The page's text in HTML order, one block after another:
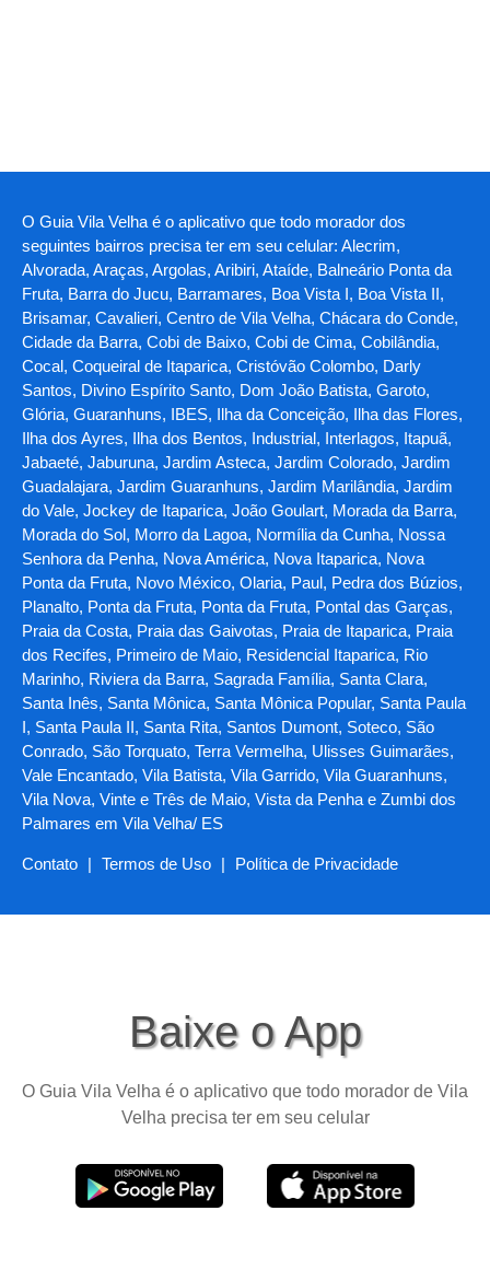
O Guia Vila Velha é o aplicativo que todo morador dos
seguintes bairros precisa ter em seu celular: Alecrim,
Alvorada, Araças, Argolas, Aribiri, Ataíde, Balneário Ponta da
Fruta, Barra do Jucu, Barramares, Boa Vista I, Boa Vista II,
Brisamar, Cavalieri, Centro de Vila Velha, Chácara do Conde,
Cidade da Barra, Cobi de Baixo, Cobi de Cima, Cobilândia,
Cocal, Coqueiral de Itaparica, Cristóvão Colombo, Darly
Santos, Divino Espírito Santo, Dom João Batista, Garoto,
Glória, Guaranhuns, IBES, Ilha da Conceição, Ilha das Flores,
Ilha dos Ayres, Ilha dos Bentos, Industrial, Interlagos, Itapuã,
Jabaeté, Jaburuna, Jardim Asteca, Jardim Colorado, Jardim
Guadalajara, Jardim Guaranhuns, Jardim Marilândia, Jardim
do Vale, Jockey de Itaparica, João Goulart, Morada da Barra,
Morada do Sol, Morro da Lagoa, Normília da Cunha, Nossa
Senhora da Penha, Nova América, Nova Itaparica, Nova
Ponta da Fruta, Novo México, Olaria, Paul, Pedra dos Búzios,
Planalto, Ponta da Fruta, Ponta da Fruta, Pontal das Garças,
Praia da Costa, Praia das Gaivotas, Praia de Itaparica, Praia
dos Recifes, Primeiro de Maio, Residencial Itaparica, Rio
Marinho, Riviera da Barra, Sagrada Família, Santa Clara,
Santa Inês, Santa Mônica, Santa Mônica Popular, Santa Paula
I, Santa Paula II, Santa Rita, Santos Dumont, Soteco, São
Conrado, São Torquato, Terra Vermelha, Ulisses Guimarães,
Vale Encantado, Vila Batista, Vila Garrido, Vila Guaranhuns,
Vila Nova, Vinte e Três de Maio, Vista da Penha e Zumbi dos
Palmares em Vila Velha/ ES
Contato | Termos de Uso | Política de Privacidade
Baixe o App
O Guia Vila Velha é o aplicativo que todo morador de Vila
Velha precisa ter em seu celular